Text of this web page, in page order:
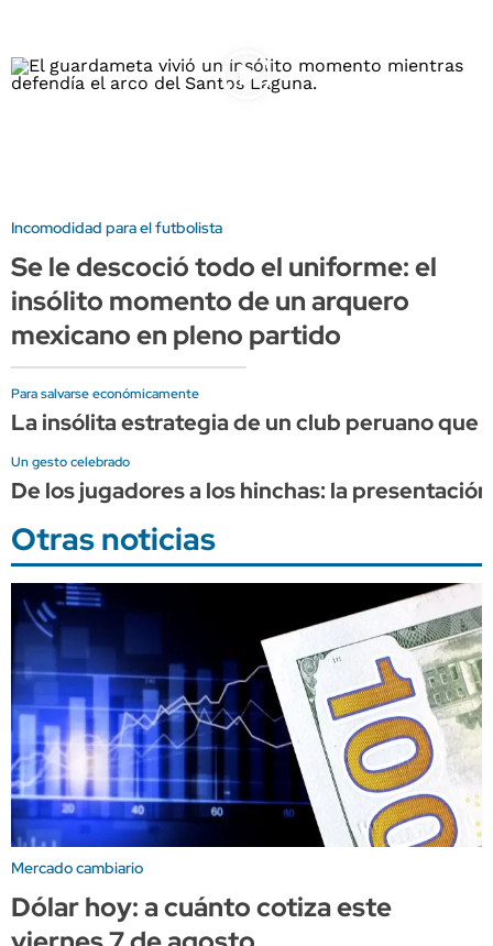
Incomodidad para el futbolista
Se le descoció todo el uniforme: el
insólito momento de un arquero
mexicano en pleno partido
Para salvarse económicamente
La insólita estrategia de un club peruano que
Un gesto celebrado
De los jugadores a los hinchas: la
Otras noticias
Mercado cambiario
Dólar hoy: a cuánto cotiza este